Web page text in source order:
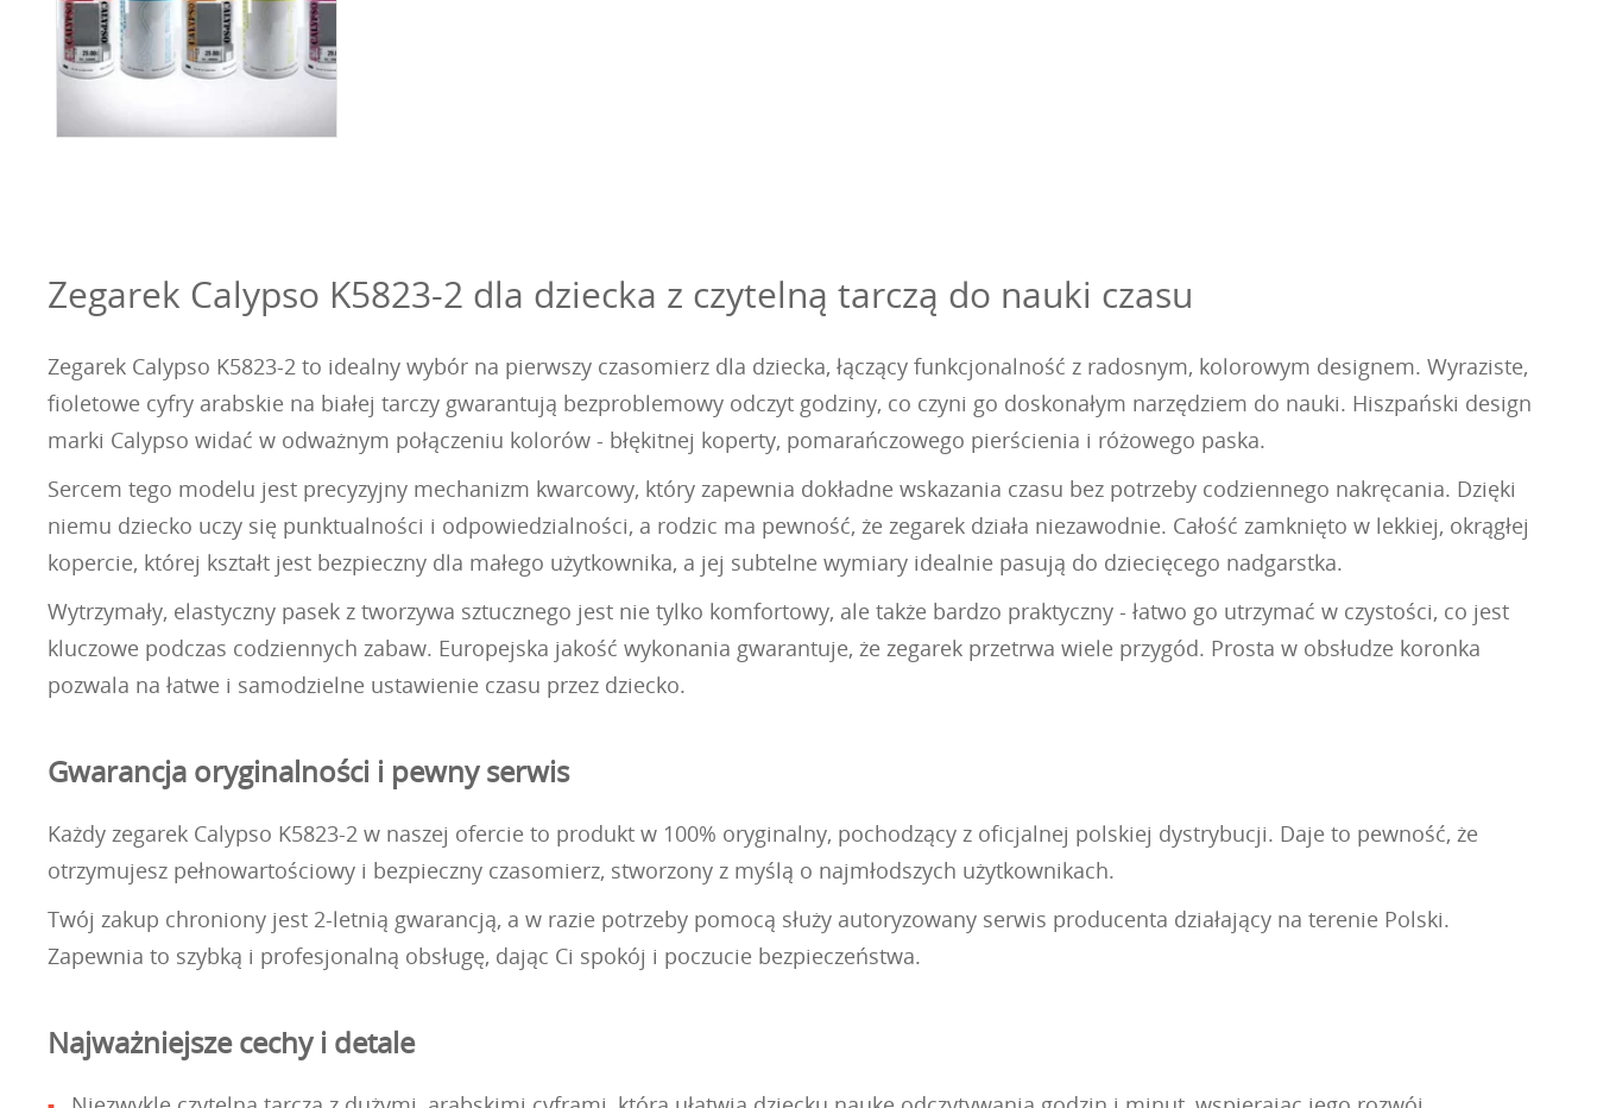
Zegarek Calypso K5823-2 dla dziecka z czytelną tarczą do nauki czasu
Zegarek Calypso K5823-2 to idealny wybór na pierwszy czasomierz dla dziecka, łączący funkcjonalność z radosnym, kolorowym designem. Wyraziste,
fioletowe cyfry arabskie na białej tarczy gwarantują bezproblemowy odczyt godziny, co czyni go doskonałym narzędziem do nauki. Hiszpański design
marki Calypso widać w odważnym połączeniu kolorów - błękitnej koperty, pomarańczowego pierścienia i różowego paska.
Sercem tego modelu jest precyzyjny mechanizm kwarcowy, który zapewnia dokładne wskazania czasu bez potrzeby codziennego nakręcania. Dzięki
niemu dziecko uczy się punktualności i odpowiedzialności, a rodzic ma pewność, że zegarek działa niezawodnie. Całość zamknięto w lekkiej, okrągłej
kopercie, której kształt jest bezpieczny dla małego użytkownika, a jej subtelne wymiary idealnie pasują do dziecięcego nadgarstka.
Wytrzymały, elastyczny pasek z tworzywa sztucznego jest nie tylko komfortowy, ale także bardzo praktyczny - łatwo go utrzymać w czystości, co jest
kluczowe podczas codziennych zabaw. Europejska jakość wykonania gwarantuje, że zegarek przetrwa wiele przygód. Prosta w obsłudze koronka
pozwala na łatwe i samodzielne ustawienie czasu przez dziecko.
Gwarancja oryginalności i pewny serwis
Każdy zegarek Calypso K5823-2 w naszej ofercie to produkt w 100% oryginalny, pochodzący z oficjalnej polskiej dystrybucji. Daje to pewność, że
otrzymujesz pełnowartościowy i bezpieczny czasomierz, stworzony z myślą o najmłodszych użytkownikach.
Twój zakup chroniony jest 2-letnią gwarancją, a w razie potrzeby pomocą służy autoryzowany serwis producenta działający na terenie Polski.
Zapewnia to szybką i profesjonalną obsługę, dając Ci spokój i poczucie bezpieczeństwa.
Najważniejsze cechy i detale